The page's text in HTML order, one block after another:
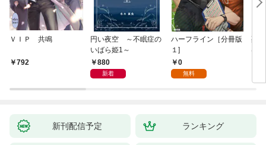
ＶＩＰ 共鳴
792
円い夜空 ～不眠症の
いばら姫1～
880
新着
ハーフライン［分冊版
１]
0
無料
死
は
新刊配信予定 ランキング